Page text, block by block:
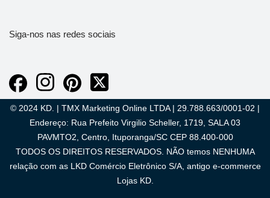
Siga-nos nas redes sociais
© 2024 KD. | TMX Marketing Online LTDA | 29.788.663/0001-02 |
Endereço: Rua Prefeito Virgilio Scheller, 1719, SALA 03
PAVMTO2, Centro, Ituporanga/SC CEP 88.400-000
TODOS OS DIREITOS RESERVADOS. NÃO temos NENHUMA
relação com as LKD Comércio Eletrônico S/A, antigo e-commerce
Lojas KD.